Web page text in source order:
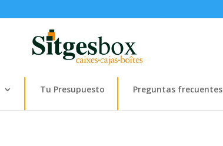
Tu Presupuesto Preguntas frecuentes